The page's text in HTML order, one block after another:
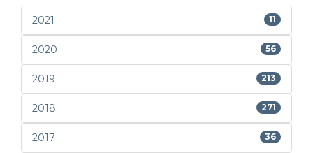
2021 11
2020 56
2019 213
2018 271
2017 36